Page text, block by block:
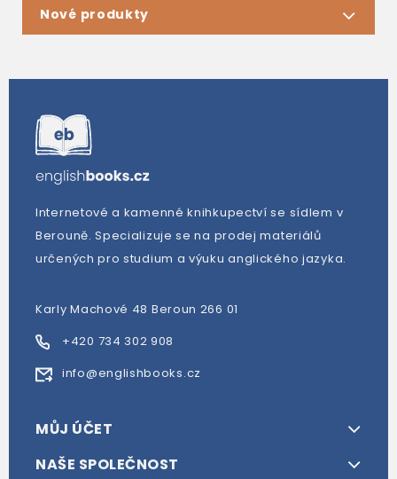
Nové produkty
Internetové a kamenné knihkupectví se sídlem v
Berouně. Specializuje se na prodej materiálů
určených pro studium a výuku anglického jazyka.
Karly Machové 48 Beroun 266 01
+420 734 302 908
info@englishbooks.cz
MŮJ ÚČET
NAŠE SPOLEČNOST